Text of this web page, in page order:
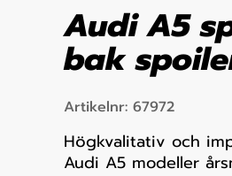
Audi A5
bak
Artikelnr: 67972
Högkvalitativ och
Audi A5 modeller